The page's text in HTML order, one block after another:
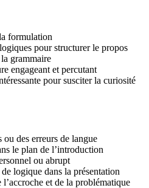
formulation
pour structurer le propos
grammaire
engageant et percutant
pour susciter la curiosité
des erreurs de langue
le plan de l’introduction
ou abrupt
logique dans la présentation
et de la problématique